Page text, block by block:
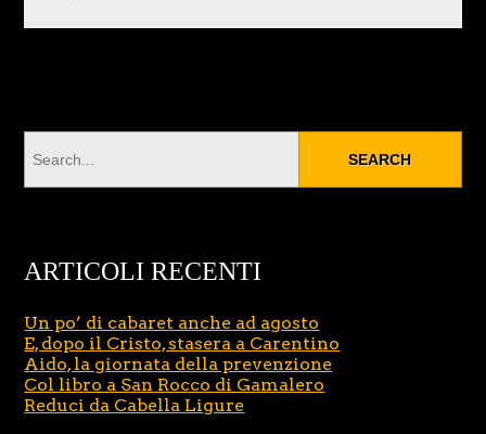
ARTICOLI RECENTI
Un po’ di cabaret anche ad agosto
E, dopo il Cristo, stasera a Carentino
Aido, la giornata della prevenzione
Col libro a San Rocco di Gamalero
Reduci da Cabella Ligure